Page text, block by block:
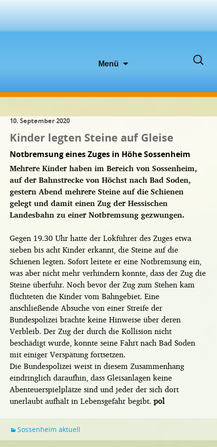
Menü
Suchen
10. September 2020
Kinder legten Steine auf Gleise
Notbremsung eines Zuges in Höhe Sossenheim
Mehrere Kinder haben im Bereich von Sossenheim,
auf der Bahnstrecke von Höchst nach Bad Soden,
gestern Abend mehrere Steine auf die Schienen
gelegt und damit einen Zug der Hessischen
Landesbahn zu einer Notbremsung gezwungen.
Gegen 19.30 Uhr hatte der Lokführer des Zuges etwa
sieben bis acht Kinder erkannt, die Steine auf die
Schienen legten. Sofort leitete er eine Notbremsung ein,
was aber nicht mehr verhindern konnte, dass der Zug die
Steine überfuhr. Noch bevor der Zug zum Stehen kam
flüchteten die Kinder vom Bahngebiet. Eine
anschließende Absuche von einer Streife der
Bundespolizei brachte keine Hinweise über deren
Verbleib. Der Zug der durch die Kollision nicht
beschädigt wurde, konnte seine Fahrt nach Bad Soden
mit einiger Verspätung fortsetzen.
Die Bundespolizei weist in diesem Zusammenhang
eindringlich daraufhin, dass Gleisanlagen keine
Abenteuerspielplätze sind und jeder der sich dort
unerlaubt aufhält in Lebensgefahr begibt. pol
Sossenheim aktuell